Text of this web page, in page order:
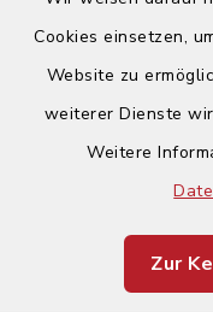
Cookies einsetzen,
Website zu
weiterer Dienste
Weitere
Zur